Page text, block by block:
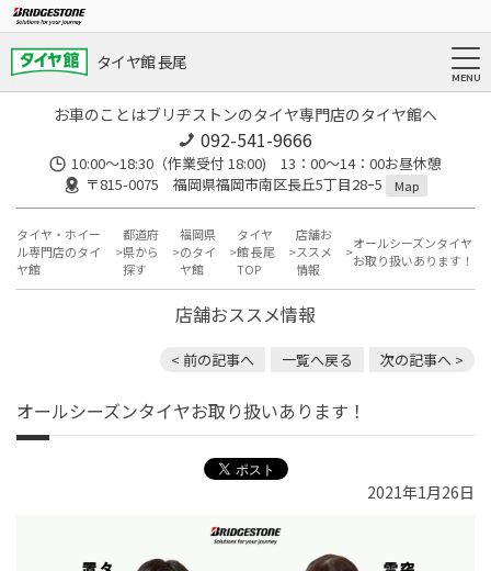
タイヤ館 長尾
お車のことはブリヂストンのタイヤ専門店のタイヤ館へ
092-541-9666
10:00～18:30（作業受付 18:00) 13：00～14：00お昼休憩
〒815-0075 福岡県福岡市南区長丘5丁目28ｰ5
Map
タイヤ・ホイー
ル専門店のタイ
ヤ館
都道府
県から
探す
福岡県
のタイ
ヤ館
タイヤ
館 長尾
TOP
店舗お
ススメ
情報
オールシーズンタイヤ
お取り扱いあります！
店舗おススメ情報
< 前の記事へ 一覧へ戻る 次の記事へ >
オールシーズンタイヤお取り扱いあります！
2021年1月26日